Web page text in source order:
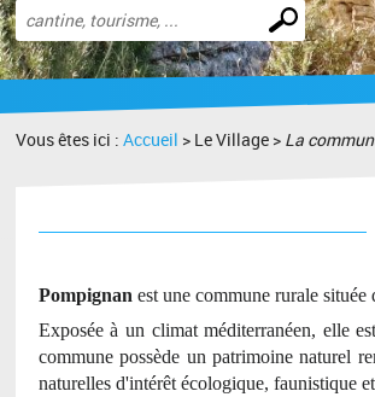
Effectuer
une
recherche
Vous êtes ici :Accueil > Le Village > La
Pompignan est une commune rurale située
Exposée à un climat méditerranéen, elle
commune possède un patrimoine naturel
naturelles d'intérêt écologique, faunistique